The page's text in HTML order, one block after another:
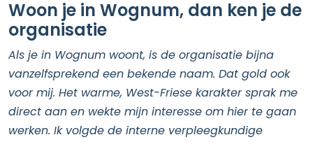
Woon je in Wognum, dan ken je de
organisatie
Als je in Wognum woont, is de organisatie bijna
vanzelfsprekend een bekende naam. Dat gold ook
voor mij. Het warme, West-Friese karakter sprak me
direct aan en wekte mijn interesse om hier te gaan
werken. Ik volgde de interne verpleegkundige